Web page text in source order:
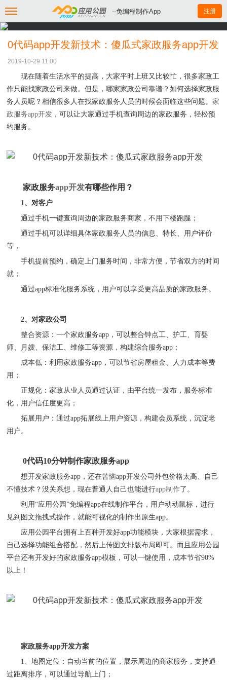
--免编程制作App 注册
0代码app开发新技术：傻瓜式家政服务app开发
2019-10-29 11:00
现在随着生活水平的提高，大家平时上班又比较忙，很多家政工
作只能找家政公司来做。但是，哪家家政公司靠谱？如何选择家政服
务人员呢？相信很多人在找家政服务人员的时候会面临这些问题。 家
政服务app开发 ，可以让大家通过手机查询周边的家政服务，轻松预
约服务。
家政服务app开发有哪些作用？
1、对客户
通过手机一键查询周边的家政服务商家，不用下楼跑腿；
通过手机可以详细具体家政服务人员的信息、特长、用户评价
等，
手机提前预约，确定上门服务时间，非常方便，节省双方的时间
就；
通过app标准化服务系统，用户可以享受更高品质的家政服务。
2、对家政公司
整合资源：一个家政服务app，可以整合钟点工、护工、育婴
师、月嫂、保洁工、维修工等资源，构建综合服务app；
成本低：利用家政服务app，可以节省房屋租金、人力成本等费
用；
正规化：家政从业人员通过认证，由平台统一发布，服务标准
化，用户信任度更高；
拓展用户：通过app拓展线上用户资源，构建会员系统，沉淀老
用户。
0代码10分钟制作家政服务app
想开发家政服务app，还在苦恼app开发公司外包价格太高、自己
不懂技术？没关系想，现在普通人自己也能进行app制作了。
利用“应用公园”免编程app在线制作平台，用户动动鼠标，进行
见到图文拖拽式操作，就能可视化的制作出原生app。
应用公园平台拥有上百种开发好app功能模块，大家根据需求，
自己选择功能组合搭配，然后上传图文排版布局即可。而且应用公园
平台还有开发好的家政服务app模板，可以一键使用，成本节省90%
以上！
家政服务app开发方案
1、 地图定位：自动当前的位置，展示周边的商家服务，支持通
过距离排序，可以通过导航上门；